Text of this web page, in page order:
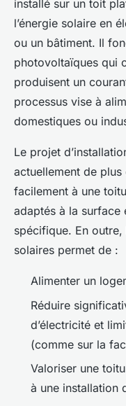
installé sur un toit
l’énergie solaire en
ou un bâtiment. Il
photovoltaïques qui
produisent un
processus vise à
domestiques ou
Le projet
actuellement de plus
facilement à une
adaptés à la surface
spécifique. En outre,
solaires permet de :
Alimenter un
Réduire
d’électricité et
(comme sur la
Valoriser une
à une installation